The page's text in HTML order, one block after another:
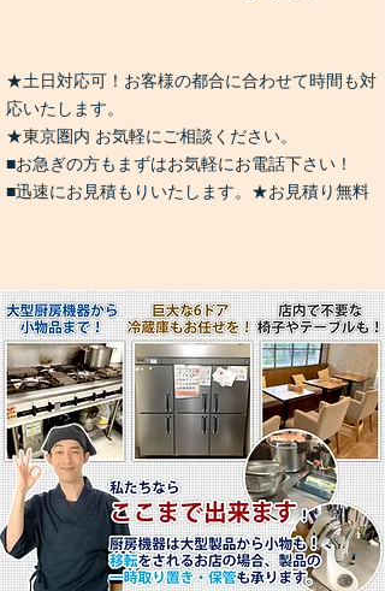
★土日対応可！お客様の都合に合わせて時間も対
応いたします。
★東京圏内 お気軽にご相談ください。
■お急ぎの方もまずはお気軽にお電話下さい！
■迅速にお見積もりいたします。★お見積り無料